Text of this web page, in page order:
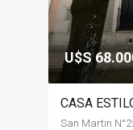
U$S
San Martin